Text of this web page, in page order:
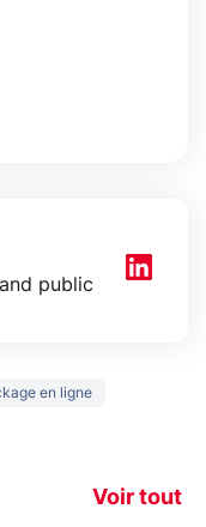
public
en ligne
Voir tout
prochaine